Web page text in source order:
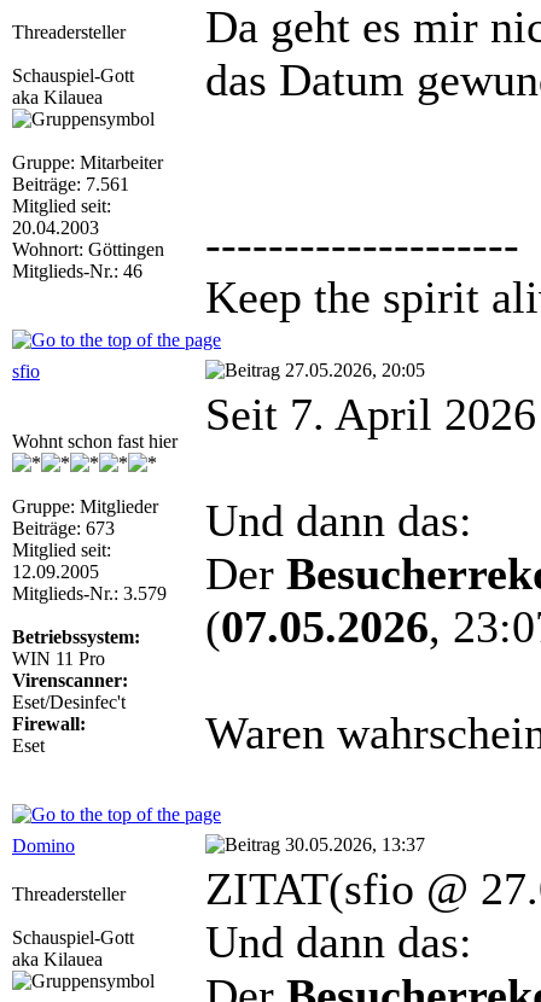
Threadersteller
Schauspiel-Gott
aka Kilauea
Gruppe: Mitarbeiter
Beiträge: 7.561
Mitglied seit:
20.04.2003
Wohnort: Göttingen
Mitglieds-Nr.: 46
Da geht es mir
das Datum
--------------------
Keep the spirit
sfio 27.05.2026, 20:05
Wohnt schon fast hier
Gruppe: Mitglieder
Beiträge: 673
Mitglied seit:
12.09.2005
Mitglieds-Nr.: 3.579
Betriebssystem:
WIN 11 Pro
Virenscanner:
Eset/Desinfec't
Firewall:
Eset
Seit 7. April
Und dann das:
Der
(07.05.2026,
Waren
Domino 30.05.2026, 13:37
Threadersteller
Schauspiel-Gott
aka Kilauea
ZITAT(sfio @
Und dann das: